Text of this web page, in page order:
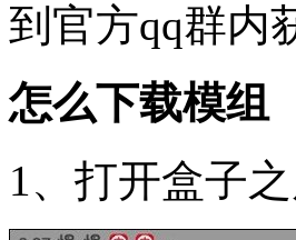
到官方qq群内
怎么下载模组
1、打开盒子